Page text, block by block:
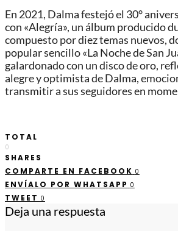
En 2021, Dalma festejó el 30°
con «Alegría», un álbum producido
compuesto por diez temas nuevos,
popular sencillo «La Noche de San
galardonado con un disco de oro,
alegre y optimista de Dalma,
transmitir a sus seguidores en
TOTAL
0
SHARES
COMPARTE EN FACEBOOK 0
ENVÍALO POR WHATSAPP 0
TWEET 0
Deja una respuesta